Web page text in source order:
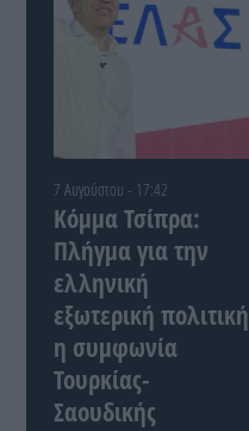
7 Αυγούστου - 17:42
Κόμμα Τσίπρα:
Πλήγμα για την
ελληνική
εξωτερική πολιτική
η συμφωνία
Τουρκίας-
Σαουδικής